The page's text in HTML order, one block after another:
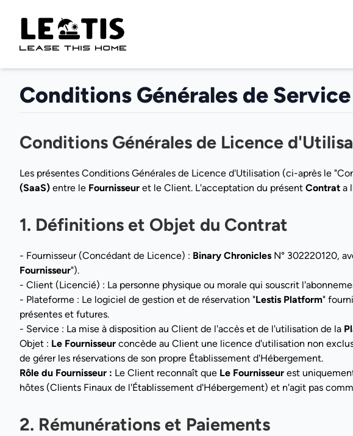
Conditions Générales de Service
Conditions Générales de Licence
Les présentes Conditions Générales de Licence d'Utilisation (ci-après le
(SaaS) entre le Fournisseur et le Client. L'acceptation du présent Contrat a
1. Définitions et Objet du Contrat
- Fournisseur (Concédant de Licence) : Binary Chronicles N° 302220120,
Fournisseur").
- Client (Licencié) : La personne physique ou morale qui souscrit
- Plateforme : Le logiciel de gestion et de réservation "Lestis Platform"
présentes et futures.
- Service : La mise à disposition au Client de l'accès et de l'utilisation de la
Objet : Le Fournisseur concède au Client une licence d'utilisation non
de gérer les réservations de son propre Établissement d'Hébergement.
Rôle du Fournisseur : Le Client reconnaît que Le Fournisseur est
hôtes (Clients Finaux de l'Établissement d'Hébergement) et n'agit pas
2. Rémunérations et Paiements